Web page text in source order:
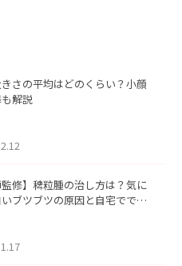
さの平均はどのくらい？小顔
解説
監修】稗粒腫の治し方は？気に
ブツブツの原因と自宅ででき